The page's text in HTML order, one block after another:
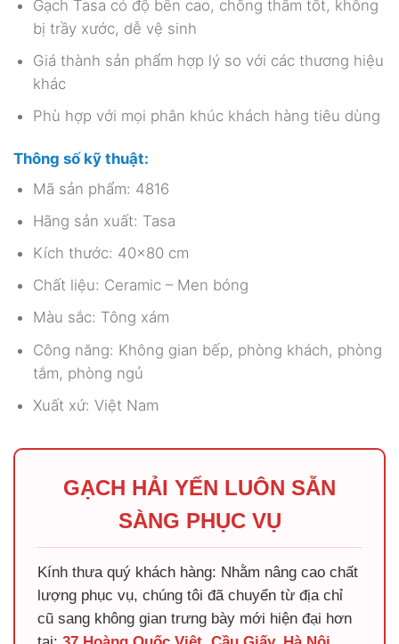
Gạch Tasa có độ bền cao, chống thấm tốt, không
bị trầy xước, dễ vệ sinh
Giá thành sản phẩm hợp lý so với các thương hiệu
khác
Phù hợp với mọi phân khúc khách hàng tiêu dùng
Thông số kỹ thuật:
Mã sản phẩm: 4816
Hãng sản xuất: Tasa
Kích thước: 40×80 cm
Chất liệu: Ceramic – Men bóng
Màu sắc: Tông xám
Công năng: Không gian bếp, phòng khách, phòng
tắm, phòng ngủ
Xuất xứ: Việt Nam
GẠCH HẢI YẾN LUÔN SẴN
SÀNG PHỤC VỤ
Kính thưa quý khách hàng: Nhằm nâng cao chất
lượng phục vụ, chúng tôi đã chuyển từ địa chỉ
cũ sang không gian trưng bày mới hiện đại hơn